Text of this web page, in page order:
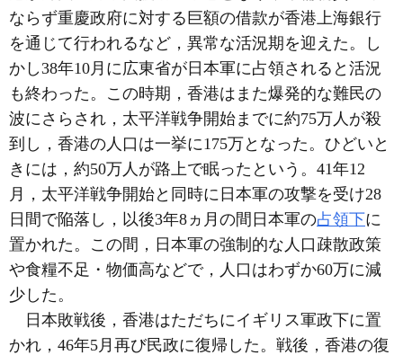
ならず重慶政府に対する巨額の借款が香港上海銀行
を通じて行われるなど，異常な活況期を迎えた。し
かし38年10月に広東省が日本軍に占領されると活況
も終わった。この時期，香港はまた爆発的な難民の
波にさらされ，太平洋戦争開始までに約75万人が殺
到し，香港の人口は一挙に175万となった。ひどいと
きには，約50万人が路上で眠ったという。41年12
月，太平洋戦争開始と同時に日本軍の攻撃を受け28
日間で陥落し，以後3年8ヵ月の間日本軍の占領下に
置かれた。この間，日本軍の強制的な人口疎散政策
や食糧不足・物価高などで，人口はわずか60万に減
少した。
日本敗戦後，香港はただちにイギリス軍政下に置
かれ，46年5月再び民政に復帰した。戦後，香港の復